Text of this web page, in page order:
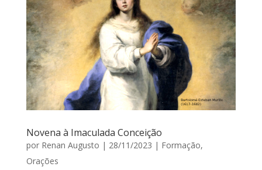
Novena à Imaculada Conceição
por Renan Augusto | 28/11/2023 | Formação,
Orações